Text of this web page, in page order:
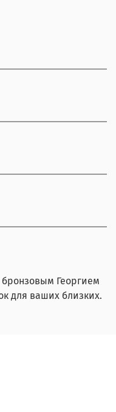
Георгием
для ваших близких.